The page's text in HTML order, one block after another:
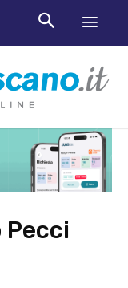
Pecci